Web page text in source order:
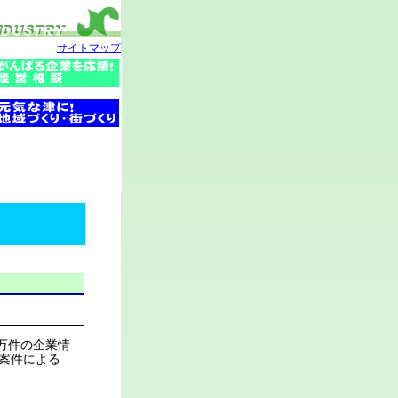
サイトマップ
件の企業情
件による